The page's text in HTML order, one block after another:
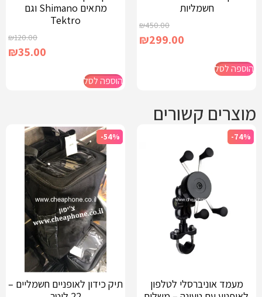
חשמליות
₪450.00
₪299.00
הוספה לסל
מתאים Shimano וגם
Tektro
₪120.00
₪35.00
הוספה לסל
מוצרים קשורים
-74%
מעמד אוניברסלי לטלפון
-54%
תיק כידון לאופניים חשמליים –